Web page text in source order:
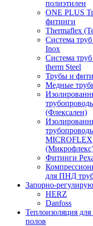
полиэтилен
ONE PLUS
фитинги
Thermaflex
Система
Inox
Система
therm Steel
Трубы и
Медные
(Флексален)
MICROFLEX
Фитинги
для ПНД
Запорно-
HERZ
Danfoss
Теплоизоляция
полов